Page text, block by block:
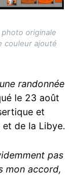
originale
couleur ajouté
randonnée
le 23 août
et
de la Libye.
pas
mon accord,